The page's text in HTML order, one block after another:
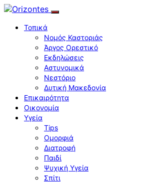
Τοπικά
Νομός Καστοριάς
Άργος Ορεστικό
Εκδηλώσεις
Αστυνομικά
Νεστόριο
Δυτική Μακεδονία
Επικαιρότητα
Οικονομία
Υγεία
Tips
Ομορφιά
Διατροφή
Παιδί
Ψυχική Υγεία
Σπίτι